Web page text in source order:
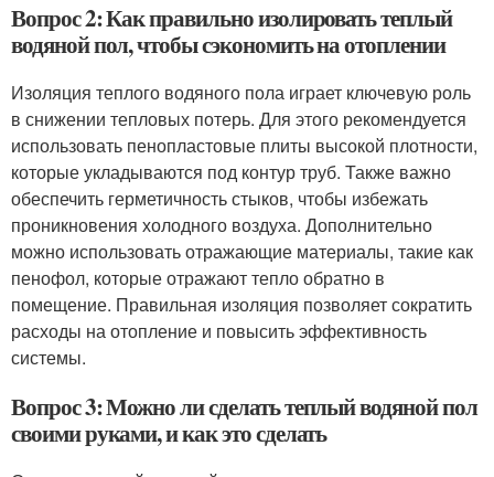
Вопрос 2: Как правильно изолировать теплый
водяной пол, чтобы сэкономить на отоплении
Изоляция теплого водяного пола играет ключевую роль
в снижении тепловых потерь. Для этого рекомендуется
использовать пенопластовые плиты высокой плотности,
которые укладываются под контур труб. Также важно
обеспечить герметичность стыков, чтобы избежать
проникновения холодного воздуха. Дополнительно
можно использовать отражающие материалы, такие как
пенофол, которые отражают тепло обратно в
помещение. Правильная изоляция позволяет сократить
расходы на отопление и повысить эффективность
системы.
Вопрос 3: Можно ли сделать теплый водяной пол
своими руками, и как это сделать